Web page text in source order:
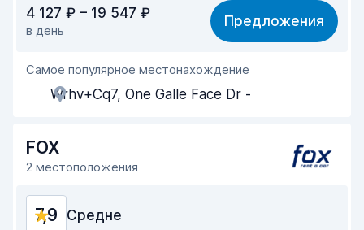
Простота поиска 8,2
Помощь агентов
Скорость получения
Скорость возврата
Состояние машины
4 127 ₽ – 19 547 ₽
в день
Предложения
Самое популярное местонахождение
Wrhv+Cq7, One Galle Face Dr -
FOX
2 местоположения
7,9 Средне